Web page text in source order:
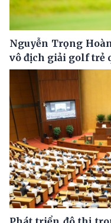
Nguyễn Trọng
vô địch giải golf trẻ